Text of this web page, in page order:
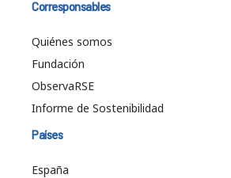
Corresponsables
Quiénes somos
Fundación
ObservaRSE
Informe de Sostenibilidad
Países
España